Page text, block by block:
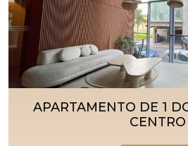
APARTAMENTO DE 1
CENTRO